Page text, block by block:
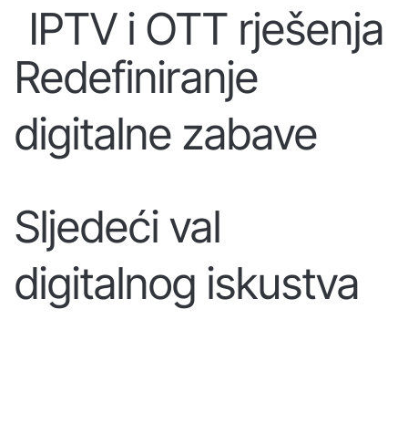
Redefiniranje
digitalne zabave
IPTV i OTT rješenja
Sljedeći val
digitalnog iskustva